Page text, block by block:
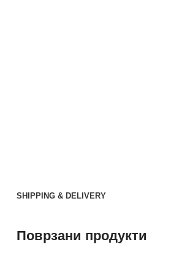
SHIPPING & DELIVERY
Поврзани продукти